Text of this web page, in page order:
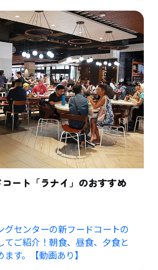
ート「ラナイ」のおすすめ
グセンターの新フードコートの
てご紹介！朝食、昼食、夕食と
す。【動画あり】